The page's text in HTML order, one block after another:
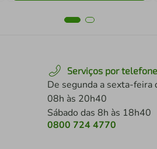
Serviços por telefone
De segunda a sexta-feira
08h às 20h40
Sábado das 8h às 18h40
0800 724 4770